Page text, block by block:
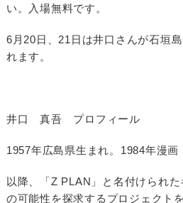
い。入場無料です。
6月20日、21日は井口さんが石垣
れます。
井口 真吾 プロフィール
1957年広島県生まれ。1984年漫画
以降、「Z PLAN」と名付けられ
の可能性を探求するプロジェクトを